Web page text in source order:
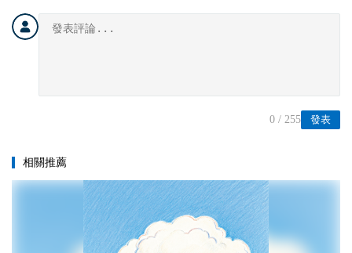
發表
0 / 255
相關推薦